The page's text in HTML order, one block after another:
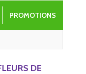
PROMOTIONS
DE